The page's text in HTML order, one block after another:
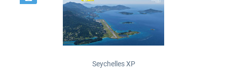
Seychelles XP